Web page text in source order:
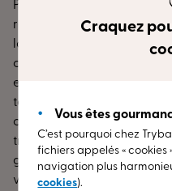
PVC et couleurs, sont
réalisés en France. Quel
logement, nos conseillers
choix de menuiserie.
engagement près de chez
tous genres de chantiers,
consulter nos experts.
travaux faits avec le plus
grande qualité ! Nous
vous conseiller et vous
Craquez
Vous êtes
C’est pourquoi chez
fichiers appelés « cookies
navigation plus
cookies).